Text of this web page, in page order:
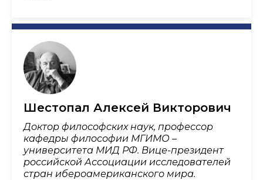
Шестопал Алексей Викторович
Доктор философских наук, профессор
кафедры философии МГИМО –
университета МИД РФ. Вице-президент
российской Ассоциации исследователей
стран ибероамериканского мира.